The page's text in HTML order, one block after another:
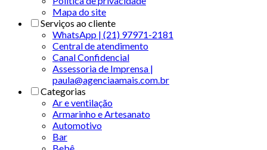
Mapa do site
Serviços ao cliente
WhatsApp | (21) 97971-2181
Central de atendimento
Canal Confidencial
Assessoria de Imprensa |
paula@agenciaamais.com.br
Categorias
Ar e ventilação
Armarinho e Artesanato
Automotivo
Bar
Bebê